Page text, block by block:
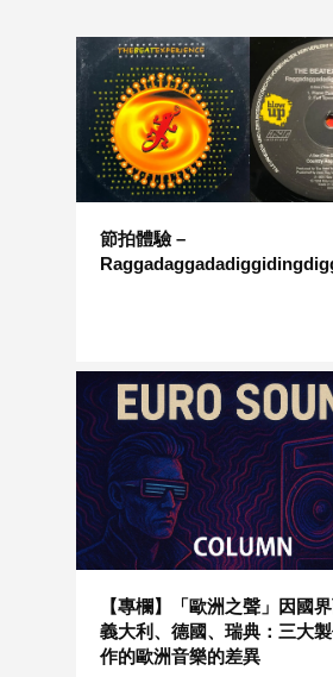
節拍體驗 –
【專欄】「歐洲之聲」因國界
義大利、德國、瑞典：三大
作的歐洲音樂的差異